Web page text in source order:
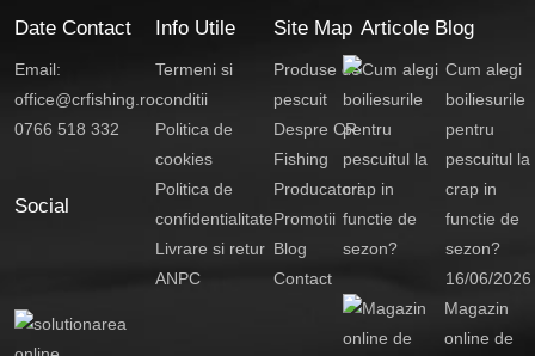
Date Contact
Email:
office@crfishing.ro
0766 518 332
Social
Info Utile
Termeni si
conditii
Politica de
cookies
Politica de
confidentialitate
Livrare si retur
ANPC
Site Map
Produse de
pescuit
Despre CR
Fishing
Producatori
Promotii
Blog
Contact
Articole Blog
Cum alegi
boiliesurile
pentru
pescuitul la
crap in
functie de
sezon?
16/06/2026
Magazin
online de